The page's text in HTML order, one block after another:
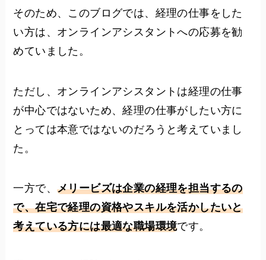
そのため、このブログでは、経理の仕事をした
い方は、オンラインアシスタントへの応募を勧
めていました。
ただし、オンラインアシスタントは経理の仕事
が中心ではないため、経理の仕事がしたい方に
とっては本意ではないのだろうと考えていまし
た。
一方で、メリービズは企業の経理を担当するの
で、在宅で経理の資格やスキルを活かしたいと
考えている方には最適な職場環境です。